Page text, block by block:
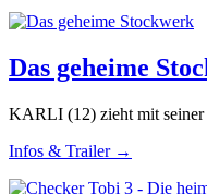
Das geheime
KARLI (12) zieht mit seiner
Infos & Trailer →